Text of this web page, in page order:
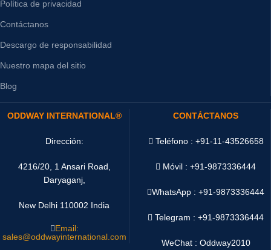
Política de privacidad
Contáctanos
Descargo de responsabilidad
Nuestro mapa del sitio
Blog
ODDWAY INTERNATIONAL®
Dirección:
4216/20, 1 Ansari Road,
Daryaganj,
New Delhi 110002 India
Email:
sales@oddwayinternational.com
CONTÁCTANOS
Teléfono : +91-11-43526658
Móvil : +91-9873336444
WhatsApp :+91-9873336444
Telegram : +91-9873336444
WeChat : Oddway2010